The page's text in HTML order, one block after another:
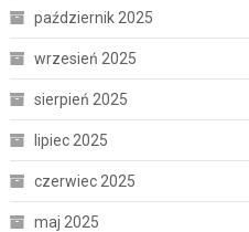
październik 2025
wrzesień 2025
sierpień 2025
lipiec 2025
czerwiec 2025
maj 2025